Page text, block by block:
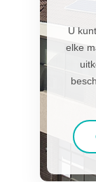
U
elke